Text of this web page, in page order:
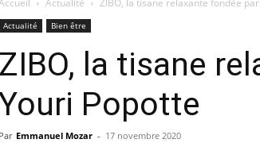
Actualité ZIBO, la tisane relaxante fondée
Actualité Bien être
ZIBO, la tisane
Popotte
Par Emmanuel Mozar - 17 novembre 2020